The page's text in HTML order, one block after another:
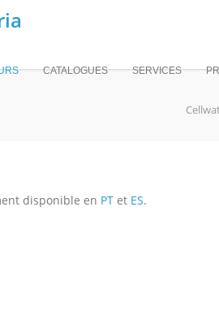
CATALOGUES SERVICES
disponible en PT et ES.